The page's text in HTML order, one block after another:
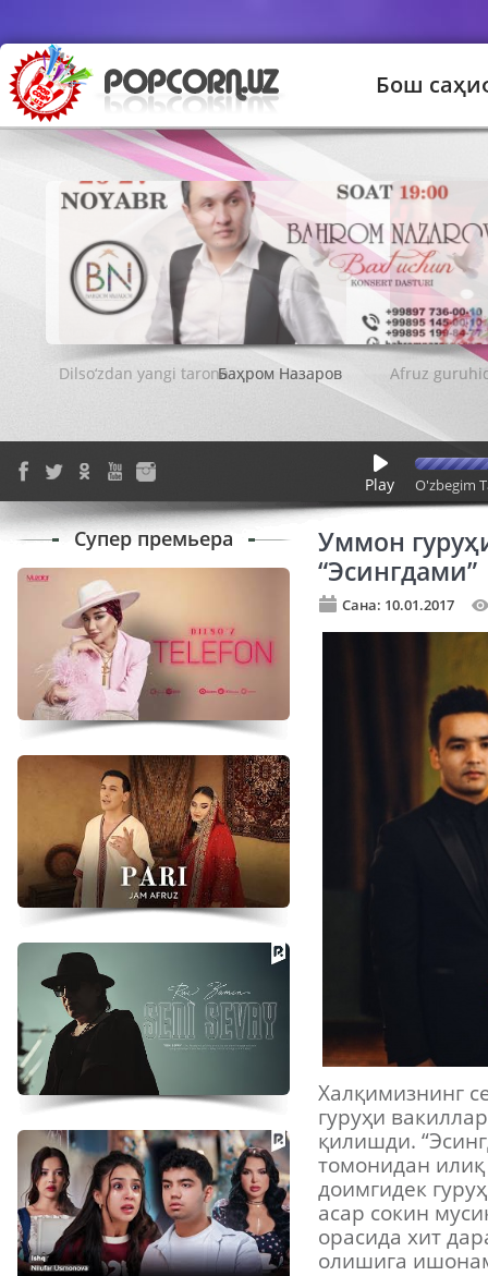
Бош
Баҳром Назаров
Play O'zbegim
Уммон
“Эсингдами”
Сана: 10.01.2017
Халқимизнинг
гуруҳи
қилишди.
томонидан
доимгидек
асар сокин
орасида хит
олишига
Супер премьера